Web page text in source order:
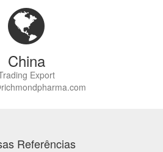
China
Export
Referências